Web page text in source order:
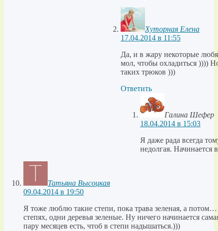
Хуторная Елена
17.04.2014 в 11:55
Да, и в жару некоторые
мол, чтобы охладиться ))))
таких трюков )))
Ответить
Галина Шефер
18.04.2014 в 15:03
Я даже рада всегда
недолгая. Начинается
Татьяна Высоцкая
09.04.2014 в 19:50
Я тоже люблю такие степи, пока трава зеленая, а
степях, одни деревья зеленые. Ну ничего начинается
пару месяцев есть, чтоб в степи надышаться.)))